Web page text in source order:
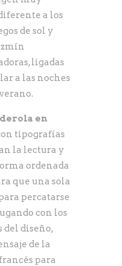
a los
de sol y
ligadas
a las noches
en
tipografías
la lectura y
ordenada
que una sola
percatarse
con los
del diseño,
de la
para